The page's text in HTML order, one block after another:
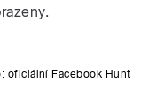
oficiální Facebook Hunt